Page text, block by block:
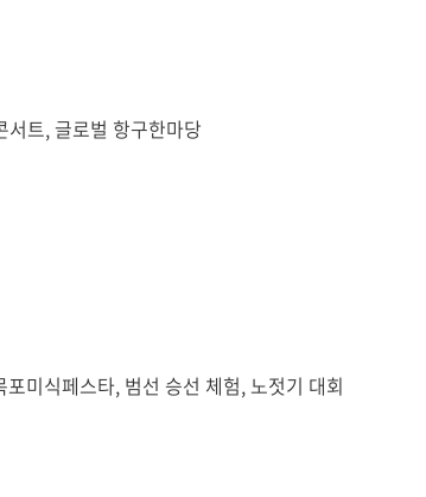
트, 글로벌 항구한마당
미식페스타, 범선 승선 체험, 노젓기 대회